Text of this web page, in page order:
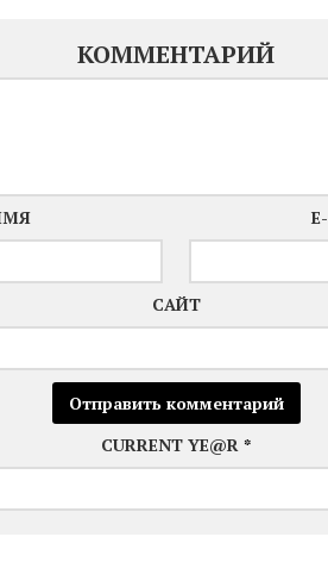
КОММЕНТАРИЙ
САЙТ
CURRENT YE@R *